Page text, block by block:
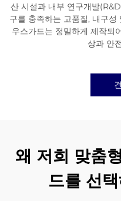
산 시설과 내부 연구개발
구를 충족하는 고품질, 내구
우스가드는 정밀하게 제작되
상과 안
왜 저희 맞춤
드를 선